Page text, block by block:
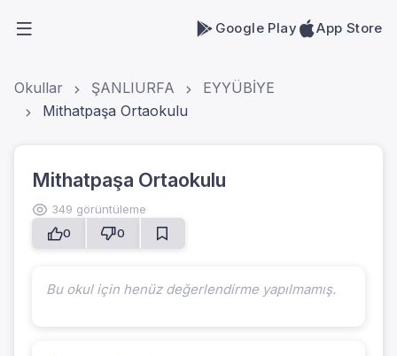
Google Play App Store
Okullar ŞANLIURFA
EYYÜBİYE
Mithatpaşa Ortaokulu
Mithatpaşa Ortaokulu
349 görüntüleme
0
0
Bu okul için henüz değerlendirme yapılmamış.